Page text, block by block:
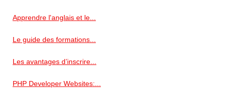
Apprendre l'anglais et le...
Le guide des formations...
Les avantages d’inscrire...
PHP Developer Websites:...